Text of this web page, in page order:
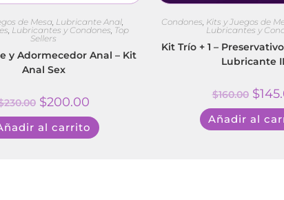
de Mesa Lubricante Anal
Lubricantes y Condones Top
Sellers
y Adormecedor Anal – Kit
Anal Sex
230.00 $200.00
al carrito
Condones Kits y Juegos de
Lubricantes y
Kit Trío + 1 –
Lubricante
$160.00 $
Añadir al